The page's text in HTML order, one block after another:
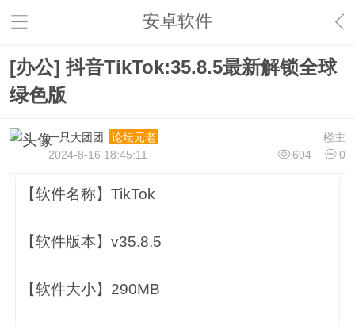
安卓软件
[办公] 抖音TikTok:35.8.5最新解锁全球
绿色版
楼主
一只大团团
论坛元老
604
0
2024-8-16 18:45:11
【软件名称】TikTok
【软件版本】v35.8.5
【软件大小】290MB